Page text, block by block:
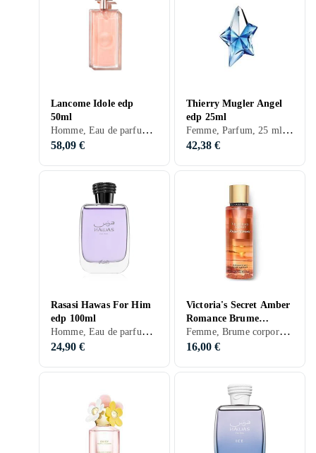
Lancome Idole edp
50ml
Homme, Eau de parfum, 50 ml, Idole, Musc, Mandarine, Neroli, Poires, Freesia, Citron, Ros, Fleur d'oranger, Bergamote, Pamplemousse, Mûres, Osmanthus, Poivre, Patchouli, Groseilles, Jasmin, Vanille, Cassis, Prune, Iris, Mimosa
58,09 €
Thierry Mugler Angel
edp 25ml
Femme, Parfum, 25 ml, Angel, Musc, Bois de santal, Fèves tonka, Apelsin, Mandarine, Lys, Melon, Ros, Orchidée, Bergamote, Praliné, Mûres, Patchouli, Jasmin, Vanille, Ananas, Pêche, Prune, Framboise, Fraise, Noix de muscade, Chocolat, Miel, Kummin, Fruits rouges, Karamell
42,38 €
Rasasi Hawas For Him
edp 100ml
Homme, Eau de parfum, 100 ml, Hawas, Musc, Apelsin, Pomme, Citron, Bergamote, Cardamome, Pamplemousse, Vétiver, Bois, Grenade, Patchouli, Cannelle, Ambre gris, Prune
24,90 €
Victoria's Secret Amber
Romance Brume
Corporelle 250ml
Femme, Brume corporelle, 250 ml, Amber Romance, Musc, Bois de santal, Apelsin, Lys, Freesia, Orchidée, Orange sanguine, Lait de coco, Camomille, Vanille, Ambre gris, Aloe Vera, Cerise, Prune, Coton
16,00 €